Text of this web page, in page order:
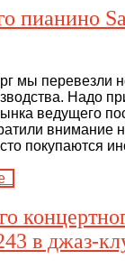
пианино
мы перевезли
Надо
ведущего
внимание
покупаются
в джаз-